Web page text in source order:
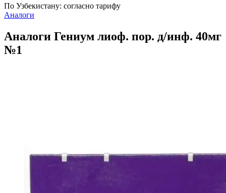
По Узбекистану: согласно тарифу
Аналоги
Аналоги Гениум лиоф. пор. д/инф. 40мг
№1